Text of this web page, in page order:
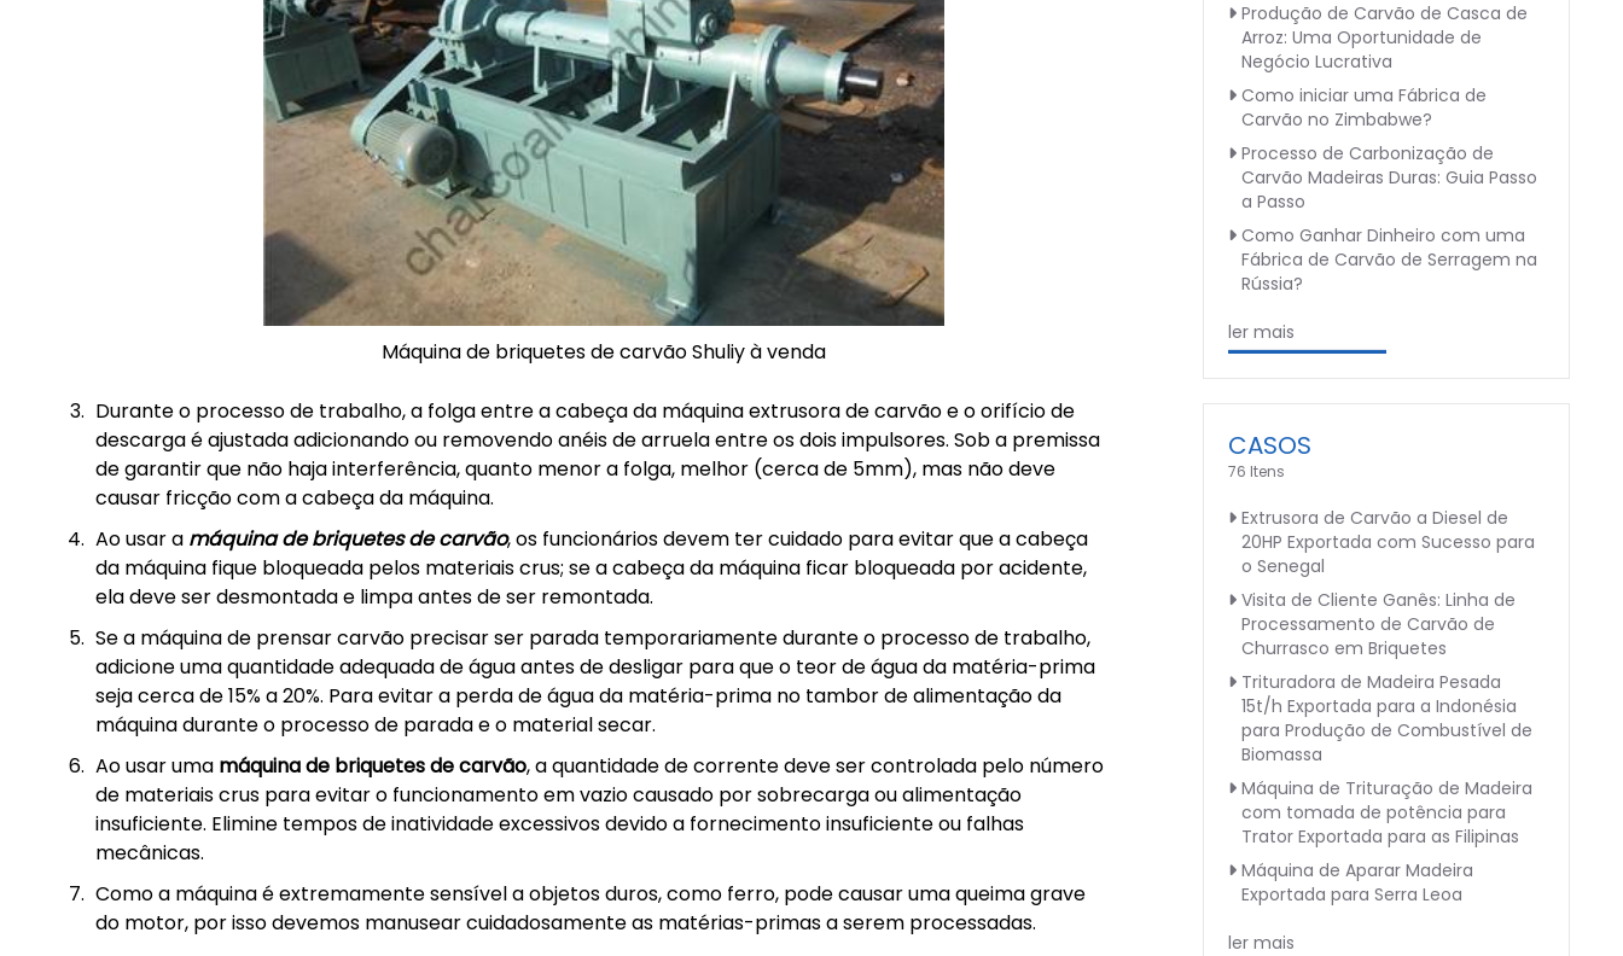
Máquina de briquetes de carvão Shuliy à venda
Durante o processo de trabalho, a folga entre a cabeça da máquina extrusora de carvão e o orifício de
descarga é ajustada adicionando ou removendo anéis de arruela entre os dois impulsores. Sob a premissa
de garantir que não haja interferência, quanto menor a folga, melhor (cerca de 5mm), mas não deve
causar fricção com a cabeça da máquina.
Ao usar a máquina de briquetes de carvão, os funcionários devem ter cuidado para evitar que a cabeça
da máquina fique bloqueada pelos materiais crus; se a cabeça da máquina ficar bloqueada por acidente,
ela deve ser desmontada e limpa antes de ser remontada.
Se a máquina de prensar carvão precisar ser parada temporariamente durante o processo de trabalho,
adicione uma quantidade adequada de água antes de desligar para que o teor de água da matéria-prima
seja cerca de 15% a 20%. Para evitar a perda de água da matéria-prima no tambor de alimentação da
máquina durante o processo de parada e o material secar.
Ao usar uma máquina de briquetes de carvão, a quantidade de corrente deve ser controlada pelo número
de materiais crus para evitar o funcionamento em vazio causado por sobrecarga ou alimentação
insuficiente. Elimine tempos de inatividade excessivos devido a fornecimento insuficiente ou falhas
mecânicas.
Como a máquina é extremamente sensível a objetos duros, como ferro, pode causar uma queima grave
do motor, por isso devemos manusear cuidadosamente as matérias-primas a serem processadas.
Produção de Carvão de Casca de
Arroz: Uma Oportunidade de
Negócio Lucrativa
Como iniciar uma Fábrica de
Carvão no Zimbabwe?
Processo de Carbonização de
Carvão Madeiras Duras: Guia Passo
a Passo
Como Ganhar Dinheiro com uma
Fábrica de Carvão de Serragem na
Rússia?
ler mais
CASOS
76 Itens
Extrusora de Carvão a Diesel de
20HP Exportada com Sucesso para
o Senegal
Visita de Cliente Ganês: Linha de
Processamento de Carvão de
Churrasco em Briquetes
Trituradora de Madeira Pesada
15t/h Exportada para a Indonésia
para Produção de Combustível de
Biomassa
Máquina de Trituração de Madeira
com tomada de potência para
Trator Exportada para as Filipinas
Máquina de Aparar Madeira
Exportada para Serra Leoa
ler mais